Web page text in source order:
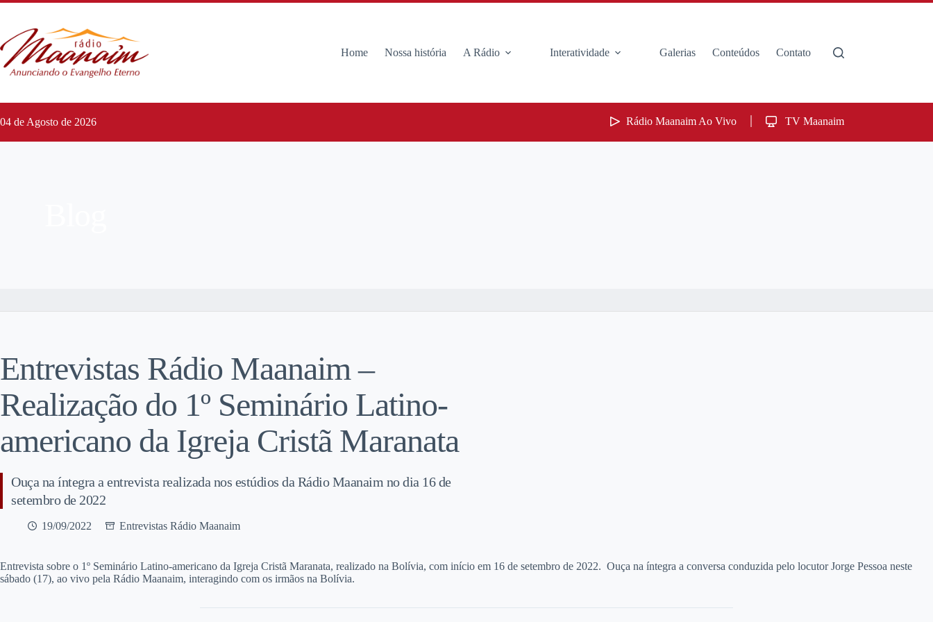
Home Nossa história A Rádio Interatividade Galerias Conteúdos Contato
04 de Agosto de 2026 Rádio Maanaim Ao Vivo TV Maanaim
Entrevistas Rádio Maanaim –
Realização do 1º Seminário Latino-
americano da Igreja Cristã Maranata
Ouça na íntegra a entrevista realizada nos estúdios da Rádio Maanaim no dia 16 de
setembro de 2022
19/09/2022 Entrevistas Rádio Maanaim
Entrevista sobre o 1º Seminário Latino-americano da Igreja Cristã Maranata, realizado na Bolívia, com início em 16 de setembro de 2022. Ouça na íntegra a conversa conduzida pelo locutor Jorge Pessoa neste
sábado (17), ao vivo pela Rádio Maanaim, interagindo com os irmãos na Bolívia.